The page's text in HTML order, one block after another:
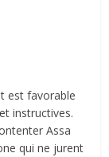
est favorable
instructives.
Assa
qui ne jurent